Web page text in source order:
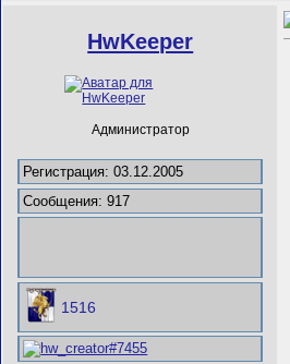
HwKeeper
Администратор
Регистрация: 03.12.2005
Сообщения: 917
1516